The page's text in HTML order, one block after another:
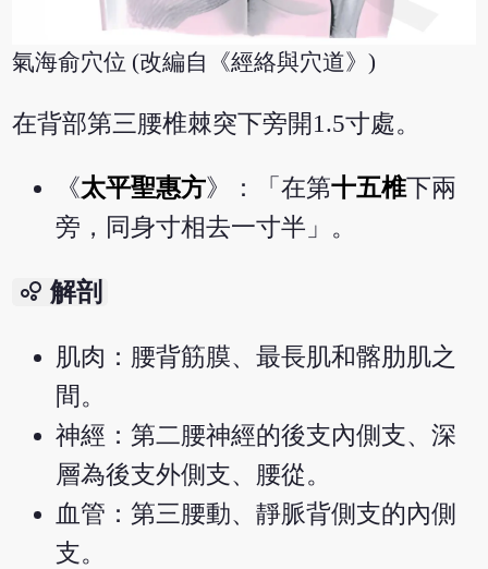
氣海俞穴位 (改編自《經絡與穴道》)
在背部第三腰椎棘突下旁開1.5寸處。
《太平聖惠方》：「在第十五椎下兩
旁，同身寸相去一寸半」。
bubble_chart 解剖
肌肉：腰背筋膜、最長肌和髂肋肌之
間。
神經：第二腰神經的後支內側支、深
層為後支外側支、腰從。
血管：第三腰動、靜脈背側支的內側
支。